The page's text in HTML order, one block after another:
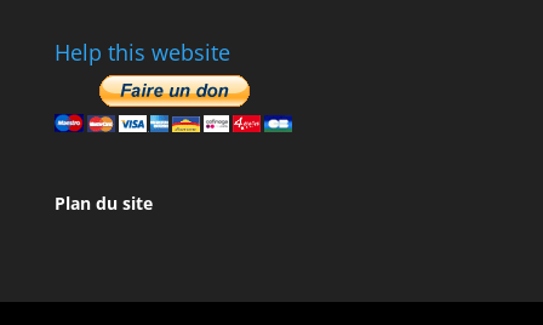
Help this website
Plan du site